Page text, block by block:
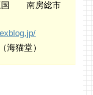
国 南房総市
海猫堂）